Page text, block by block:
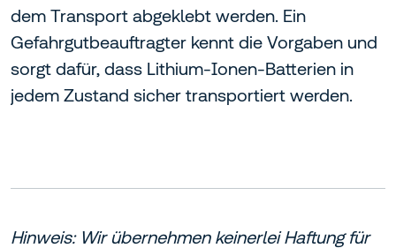
dem Transport abgeklebt werden. Ein
Gefahrgutbeauftragter kennt die Vorgaben und
sorgt dafür, dass Lithium-Ionen-Batterien in
jedem Zustand sicher transportiert werden.
Hinweis: Wir übernehmen keinerlei Haftung für